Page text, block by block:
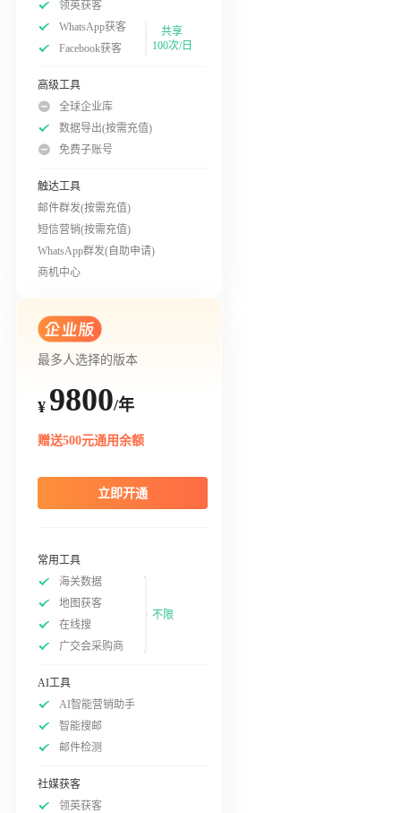
领英获客
WhatsApp获客
Facebook获客
共享
100次/日
高级工具
全球企业库
数据导出(按需充值)
免费子账号
触达工具
邮件群发(按需充值)
短信营销(按需充值)
WhatsApp群发(自助申请)
商机中心
最多人选择的版本
¥ 9800/年
赠送500元通用余额
立即开通
常用工具
海关数据
地图获客
在线搜
广交会采购商
不限
AI工具
AI智能营销助手
智能搜邮
邮件检测
社媒获客
领英获客